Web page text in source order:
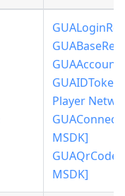
Player
MSDK]
MSDK]